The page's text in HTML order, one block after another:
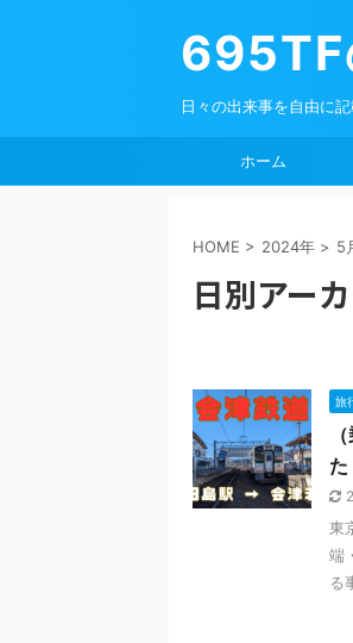
695TF
日々の出来事を自由に記
ホーム
HOME > 2024年 > 5
日別アー
旅
東
端
る